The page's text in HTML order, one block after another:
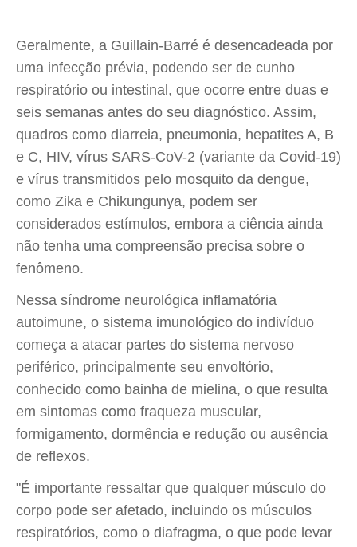
Geralmente, a Guillain-Barré é desencadeada por
uma infecção prévia, podendo ser de cunho
respiratório ou intestinal, que ocorre entre duas e
seis semanas antes do seu diagnóstico. Assim,
quadros como diarreia, pneumonia, hepatites A, B
e C, HIV, vírus SARS-CoV-2 (variante da Covid-19)
e vírus transmitidos pelo mosquito da dengue,
como Zika e Chikungunya, podem ser
considerados estímulos, embora a ciência ainda
não tenha uma compreensão precisa sobre o
fenômeno.
Nessa síndrome neurológica inflamatória
autoimune, o sistema imunológico do indivíduo
começa a atacar partes do sistema nervoso
periférico, principalmente seu envoltório,
conhecido como bainha de mielina, o que resulta
em sintomas como fraqueza muscular,
formigamento, dormência e redução ou ausência
de reflexos.
"É importante ressaltar que qualquer músculo do
corpo pode ser afetado, incluindo os músculos
respiratórios, como o diafragma, o que pode levar